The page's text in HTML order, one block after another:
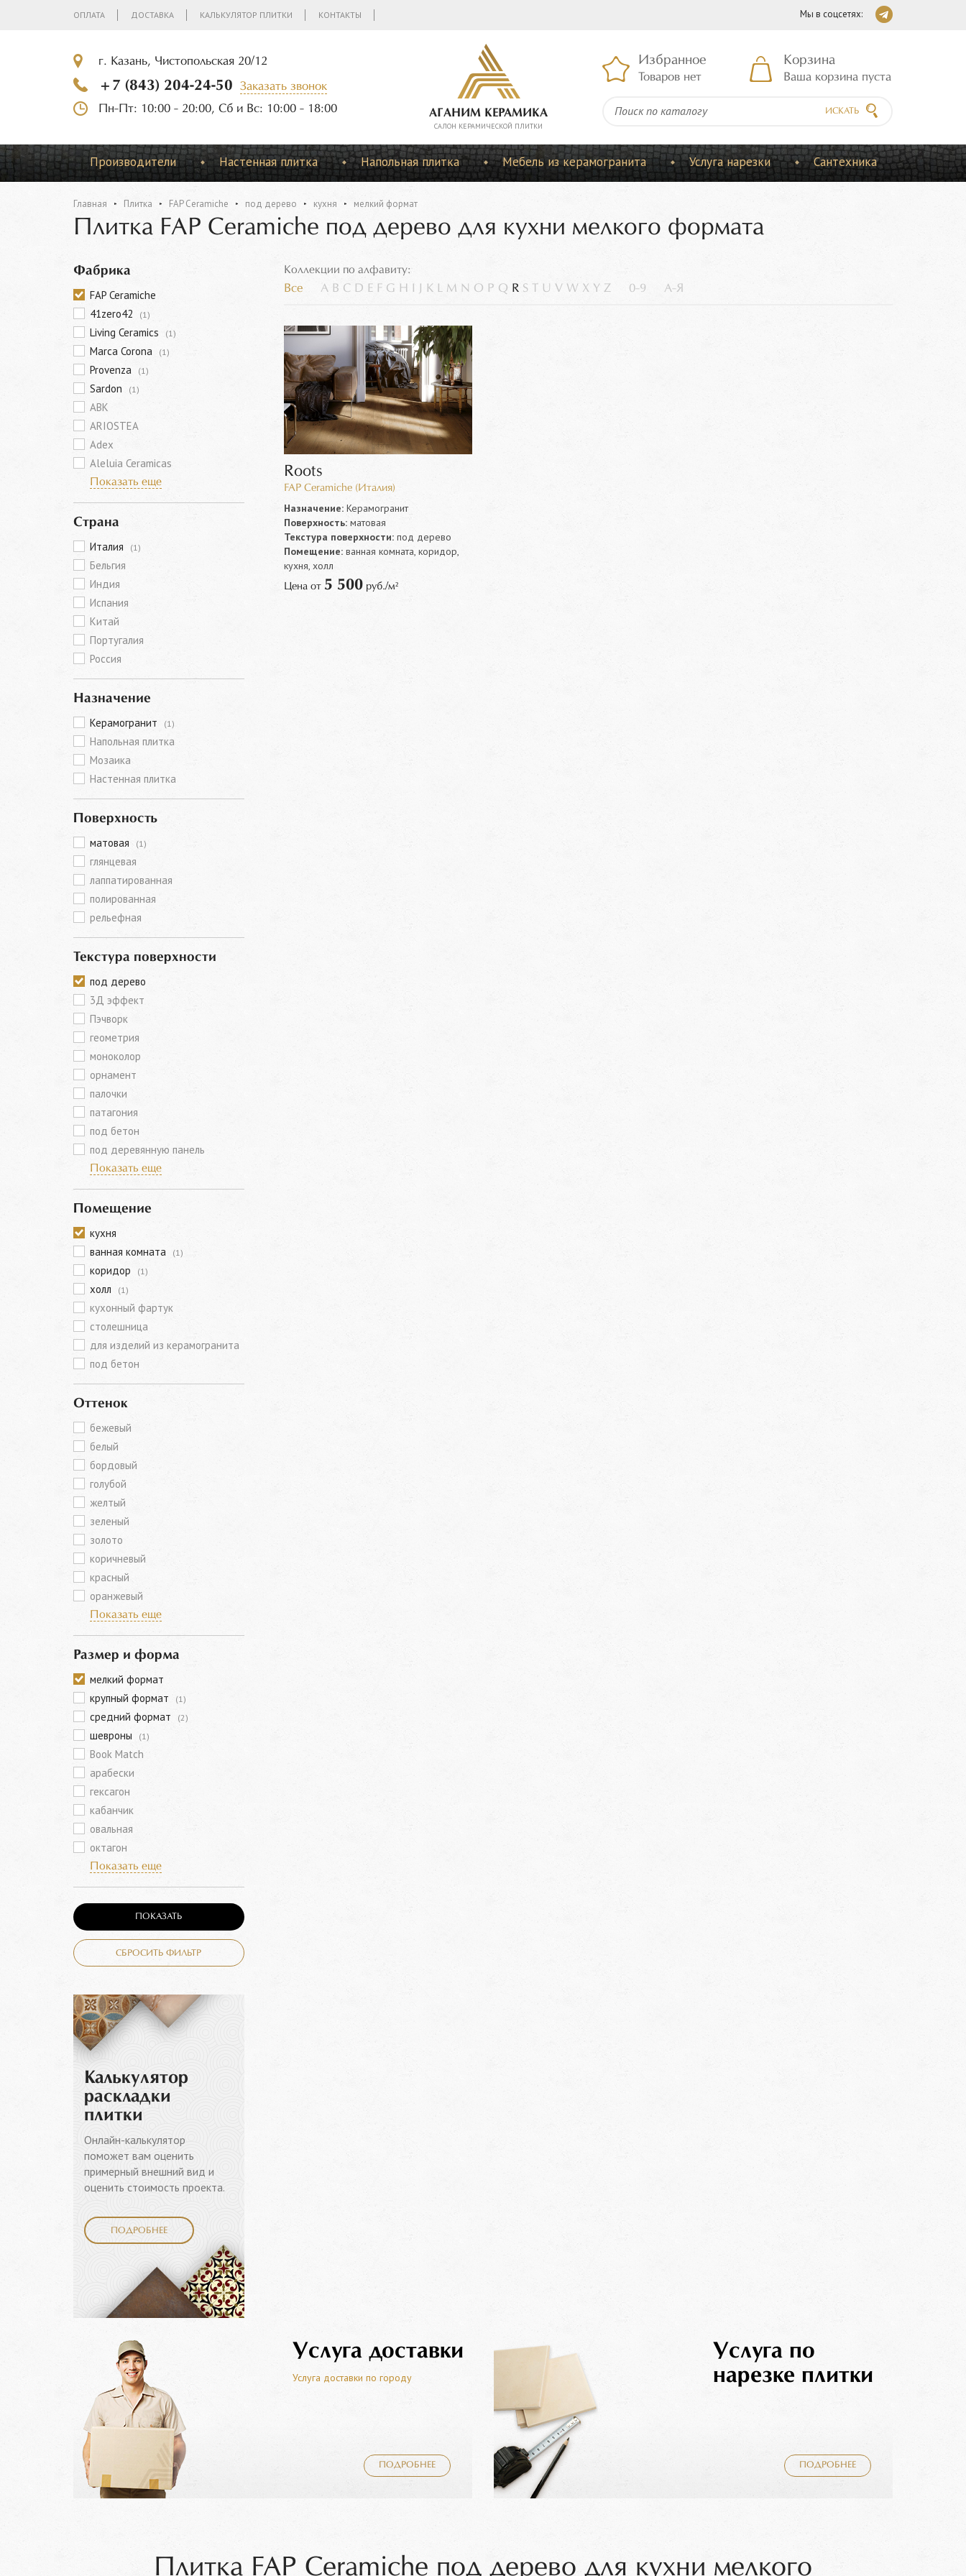
ОПЛАТА ДОСТАВКА КАЛЬКУЛЯТОР ПЛИТКИ КОНТАКТЫ Мы в соцсетях:
г. Казань, Чистопольская 20/12
+7 (843) 204-24-50
Заказать звонок
Пн-Пт: 10:00 - 20:00, Сб и Вс: 10:00 - 18:00
АГАНИМ КЕРАМИКА
CАЛОН КЕРАМИЧЕСКОЙ ПЛИТКИ
Избранное
Товаров нет
Корзина
Ваша корзина пуста
ИСКАТЬ
Производители Настенная плитка Напольная плитка Мебель из керамогранита Услуга нарезки Сантехника
Главная Плитка FAP Ceramiche под дерево кухня мелкий формат
Плитка FAP Ceramiche под дерево для кухни мелкого формата
Фабрика
FAP Ceramiche
41zero42
(1)
Living Ceramics (1)
Marca Corona (1)
Provenza (1)
Sardon (1)
ABK
ARIOSTEA
Adex
Aleluia Ceramicas
Показать еще
Страна
Италия (1)
Бельгия
Индия
Испания
Китай
Португалия
Россия
Назначение
Керамогранит (1)
Напольная плитка
Мозаика
Настенная плитка
Поверхность
матовая (1)
глянцевая
лаппатированная
полированная
рельефная
Текстура поверхности
под дерево
3Д эффект
Пэчворк
геометрия
моноколор
орнамент
палочки
патагония
под бетон
под деревянную панель
Показать еще
Помещение
кухня
ванная комната
(1)
коридор (1)
холл (1)
кухонный фартук
столешница
для изделий из керамогранита
под бетон
Оттенок
бежевый
белый
бордовый
голубой
желтый
зеленый
золото
коричневый
красный
оранжевый
Показать еще
Размер и форма
мелкий формат
крупный формат
(1)
средний формат (2)
шевроны (1)
Book Match
арабески
гексагон
кабанчик
овальная
октагон
Показать еще
ПОКАЗАТЬ
СБРОСИТЬ ФИЛЬТР
Калькулятор
раскладки
плитки
Онлайн-калькулятор
поможет вам оценить
примерный внешний вид и
оценить стоимость проекта.
ПОДРОБНЕЕ
Коллекции по алфавиту:
Все A B C D E F G H K L M N O P Q R S U V W X Y Z 0-9 А-Я
Roots
FAP Ceramiche (Италия)
Назначение:Керамогранит
Поверхность:матовая
Текстура поверхности:под дерево
Помещение:ванная комната, коридор,
кухня, холл
Цена от 5 500руб./м²
Услуга доставки
Услуга доставки по городу
ПОДРОБНЕЕ
Услуга по
нарезке плитки
ПОДРОБНЕЕ
Плитка FAP Ceramiche под дерево для кухни мелкого